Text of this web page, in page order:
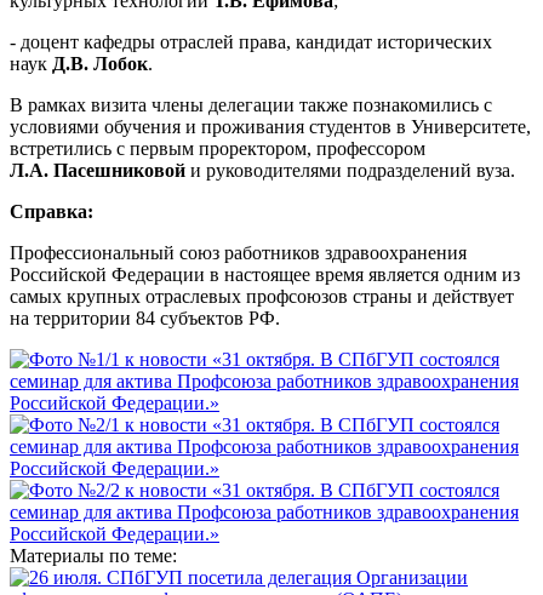
- доцент кафедры отраслей права, кандидат исторических
наук Д.В. Лобок.
В рамках визита члены делегации также познакомились с
условиями обучения и проживания студентов в Университете,
встретились с первым проректором, профессором
Л.А. Пасешниковой и руководителями подразделений вуза.
Справка:
Профессиональный союз работников здравоохранения
Российской Федерации в настоящее время является одним из
самых крупных отраслевых профсоюзов страны и действует
на территории 84 субъектов РФ.
Материалы по теме: